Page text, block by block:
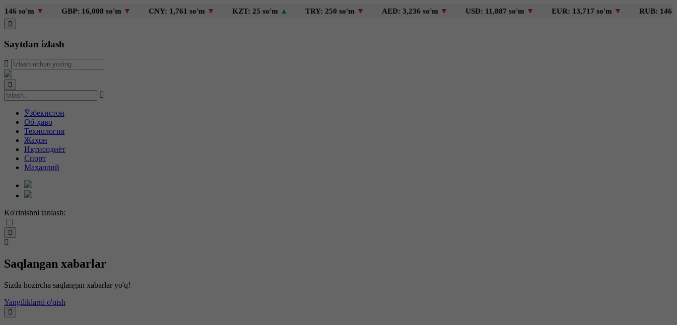
▼ GBP: 16,008 so'm▼ CNY: 1,761 so'm▼ KZT: 25 so'm ▲ TRY: 250 so'm▼ AED: 3,236 so'm▼ USD: 11,887 so'm▼ EUR: 13,717 so'm▼ RUB: 146 so'm▼
Saytdan izlash
Ўзбекистон
Об-ҳаво
Технология
Жаҳон
Иқтисодиёт
Спорт
Маҳаллий
Ko'rinishni tanlash:
Saqlangan xabarlar
Sizda hozircha saqlangan xabarlar yo'q!
Yangiliklarni o'qish